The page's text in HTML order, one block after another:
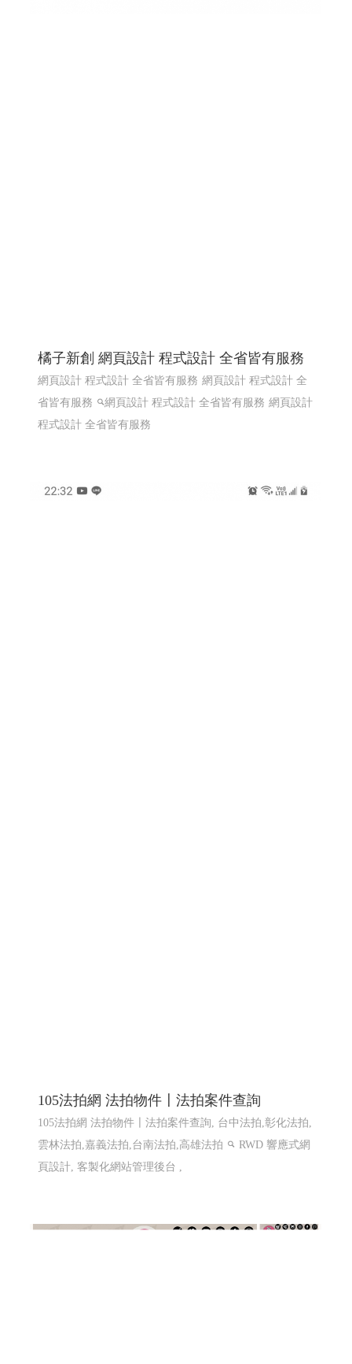
橘子新創 網頁設計 程式設計 全省皆有服務
網頁設計 程式設計 全省皆有服務 網頁設計 程式設計 全
省皆有服務
網頁設計 程式設計 全省皆有服務 網頁設計
程式設計 全省皆有服務
105法拍網 法拍物件〡法拍案件查詢
105法拍網 法拍物件〡法拍案件查詢, 台中法拍,彰化法拍,
雲林法拍,嘉義法拍,台南法拍,高雄法拍
RWD 響應式網
頁設計, 客製化網站管理後台 ,